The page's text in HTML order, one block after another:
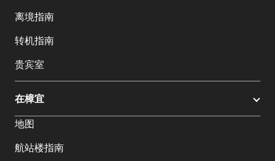
选
择
言:
离境指南
转机指南
贵宾室
在樟宜
地图
航站楼指南